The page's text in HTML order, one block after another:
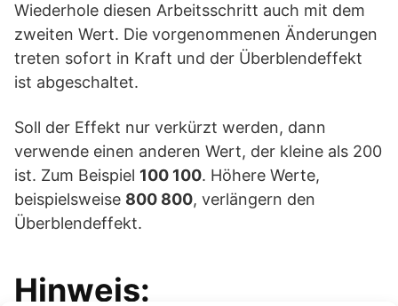
Wiederhole diesen Arbeitsschritt auch mit dem
zweiten Wert. Die vorgenommenen Änderungen
treten sofort in Kraft und der Überblendeffekt
ist abgeschaltet.
Soll der Effekt nur verkürzt werden, dann
verwende einen anderen Wert, der kleine als 200
ist. Zum Beispiel 100 100. Höhere Werte,
beispielsweise 800 800, verlängern den
Überblendeffekt.
Hinweis: